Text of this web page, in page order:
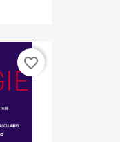
favorite_border